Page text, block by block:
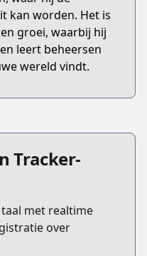
kan worden. Het is
groei, waarbij hij
leert beheersen
wereld vindt.
Tracker-
met realtime
over